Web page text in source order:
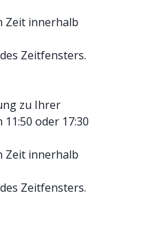
Zeit innerhalb
Zeitfensters.
zu Ihrer
oder 17:30
Zeit innerhalb
Zeitfensters.